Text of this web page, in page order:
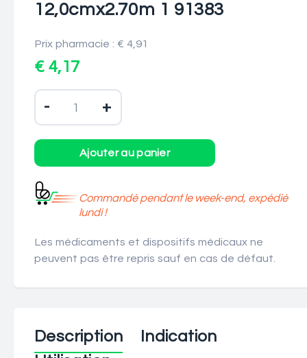
12,0cmx2.70m 1 91383
Prix pharmacie : € 4,91
€ 4,17
- +
Commandé pendant le week-end, expédié
lundi !
Les médicaments et dispositifs médicaux ne
peuvent pas être repris sauf en cas de défaut.
Description
Indication